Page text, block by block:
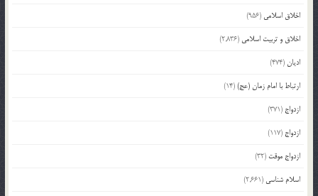
اخلاق اسلامی (956)
اخلاق و تربیت اسلامی (2,836)
ادیان(474)
ارتباط با امام زمان (عج)(14)
ازدواج (371)
ازدواج (117)
ازدواج موقت (32)
اسلام شناسی (2,661)